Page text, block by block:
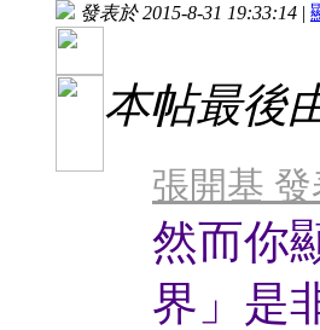
發表於 2015-8-31 19:33:14 |
本帖最後
張開基 發
然而你
界」是